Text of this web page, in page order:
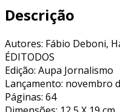
Descrição
Autores: Fábio Deboni,
ÉDITODOS
Edição: Aupa Jornalismo
Lançamento: novembro
Páginas: 64